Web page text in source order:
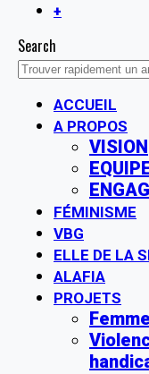
+
Search
ACCUEIL
A PROPOS
VISION
FÉMINISME
VBG
ELLE DE LA
ALAFIA
PROJETS